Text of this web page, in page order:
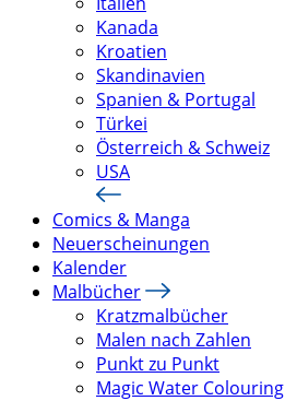
Kanada
Kroatien
Skandinavien
Spanien & Portugal
Türkei
Österreich & Schweiz
USA
Comics & Manga
Neuerscheinungen
Kalender
Malbücher
Kratzmalbücher
Malen nach Zahlen
Punkt zu Punkt
Magic Water Colouring